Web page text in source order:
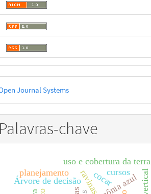
Journal Systems
Palavras-chave
ravinas
Árvore de decisão
uso e cobertura da terra
planejamento cocarcursos